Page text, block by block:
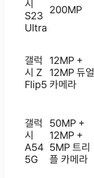
시
S23
Ultra
200MP
갤럭
시 Z
Flip5
12MP +
12MP 듀얼
카메라
갤럭
시
A54
5G
50MP +
12MP +
5MP 트리
플 카메라